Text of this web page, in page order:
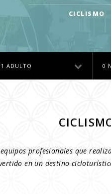
CICLISMO
1 ADULTO 0
profesionales que
en un destino